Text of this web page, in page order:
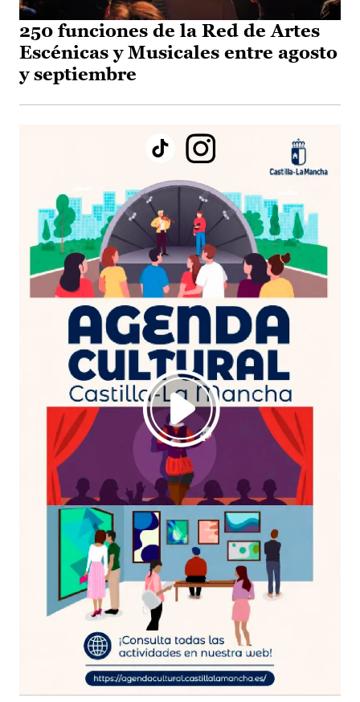
250 funciones de la Red de Artes
Escénicas y Musicales entre agosto
y septiembre